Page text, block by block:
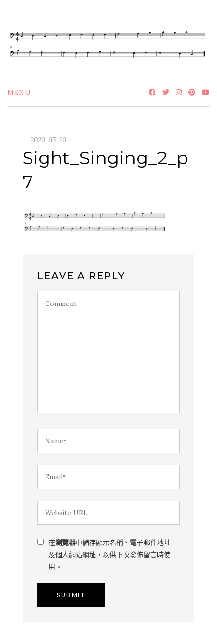
content
MENU
2020-05-20
Sight_Singing_2_p
7
LEAVE A REPLY
在瀏覽器中儲存顯示名稱、電子郵件地址
及個人網站網址，以供下次發佈留言時使
用。